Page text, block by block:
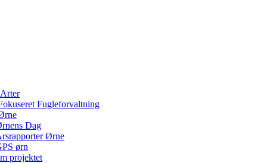
Arter
Fugleforvaltning
Dag
Ørne
ørn
projektet